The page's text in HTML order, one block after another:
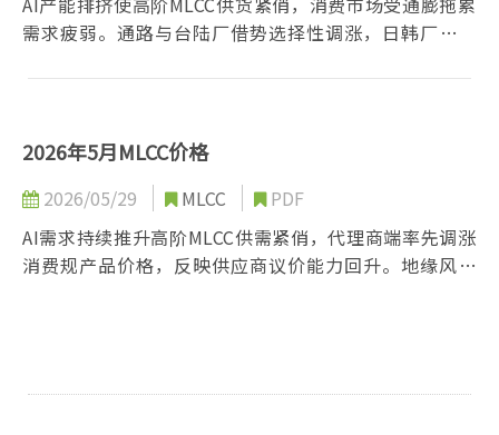
需求疲弱。通路与台陆厂借势选择性调涨，日韩厂则维
2026年5月MLCC价格
2026/05/29 MLCC
PDF
AI需求持续推升高阶MLCC供需紧俏，代理商端率先调涨
消费规产品价格，反映供应商议价能力回升。地缘风险